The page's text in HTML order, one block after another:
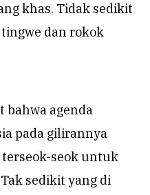
khas. Tidak sedikit
dan rokok
bahwa agenda
pada gilirannya
seok untuk
sedikit yang di